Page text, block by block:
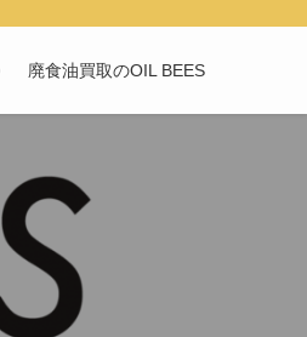
廃食油買取のOIL BEES